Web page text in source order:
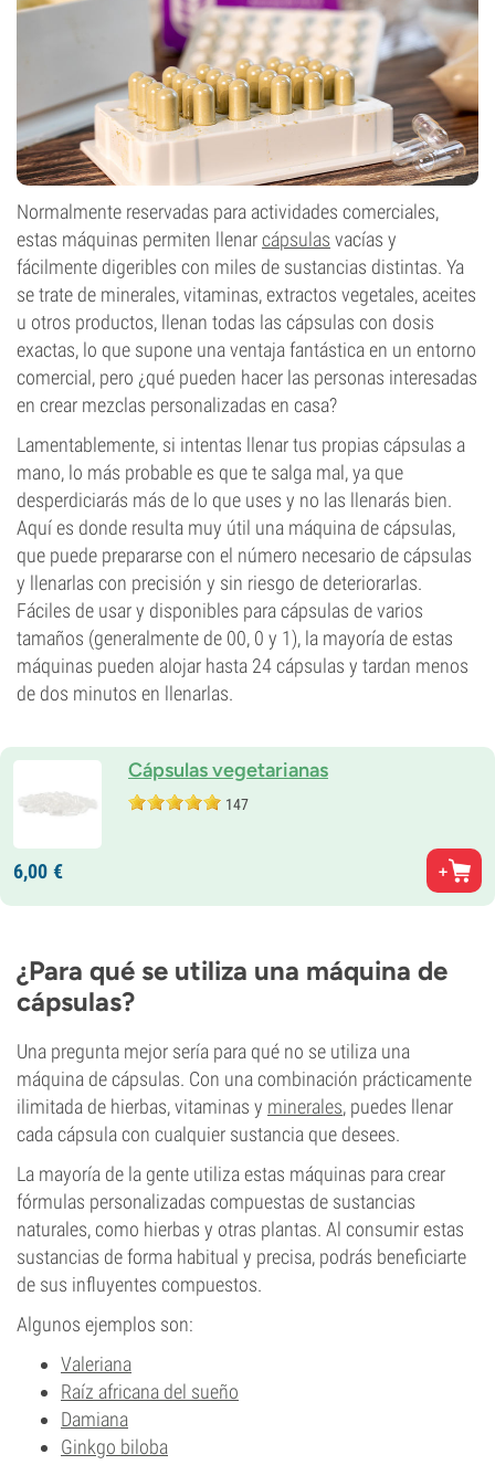
Normalmente reservadas para actividades comerciales,
estas máquinas permiten llenarcápsulas vacías y
fácilmente digeribles con miles de sustancias distintas. Ya
se trate de minerales, vitaminas, extractos vegetales, aceites
u otros productos, llenan todas las cápsulas con dosis
exactas, lo que supone una ventaja fantástica en un entorno
comercial, pero ¿qué pueden hacer las personas interesadas
en crear mezclas personalizadas en casa?
Lamentablemente, si intentas llenar tus propias cápsulas a
mano, lo más probable es que te salga mal, ya que
desperdiciarás más de lo que uses y no las llenarás bien.
Aquí es donde resulta muy útil una máquina de cápsulas,
que puede prepararse con el número necesario de cápsulas
y llenarlas con precisión y sin riesgo de deteriorarlas.
Fáciles de usar y disponibles para cápsulas de varios
tamaños (generalmente de 00, 0 y 1), la mayoría de estas
máquinas pueden alojar hasta 24 cápsulas y tardan menos
de dos minutos en llenarlas.
Cápsulas vegetarianas
147
6,00 €
¿Para qué se utiliza una máquina de
cápsulas?
Una pregunta mejor sería para qué no se utiliza una
máquina de cápsulas. Con una combinación prácticamente
ilimitada de hierbas, vitaminas y minerales, puedes llenar
cada cápsula con cualquier sustancia que desees.
La mayoría de la gente utiliza estas máquinas para crear
fórmulas personalizadas compuestas de sustancias
naturales, como hierbas y otras plantas. Al consumir estas
sustancias de forma habitual y precisa, podrás beneficiarte
de sus influyentes compuestos.
Algunos ejemplos son:
Valeriana
Raíz africana del sueño
Damiana
Ginkgo biloba